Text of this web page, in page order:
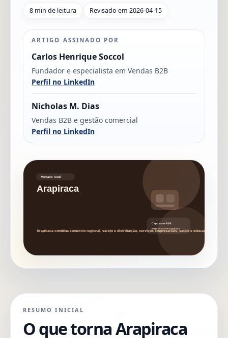
8 min de leitura Revisado em 2026-04-15
ARTIGO ASSINADO POR
Carlos Henrique Soccol
Fundador e especialista em Vendas B2B
Perfil no LinkedIn
Nicholas M. Dias
Vendas B2B e gestão comercial
Perfil no LinkedIn
RESUMO INICIAL
O que torna Arapiraca